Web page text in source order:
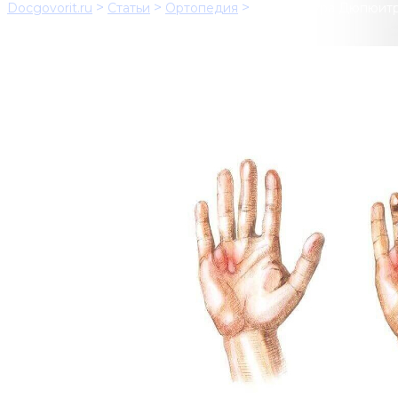
Docgovorit.ru > Статьи > Ортопедия >